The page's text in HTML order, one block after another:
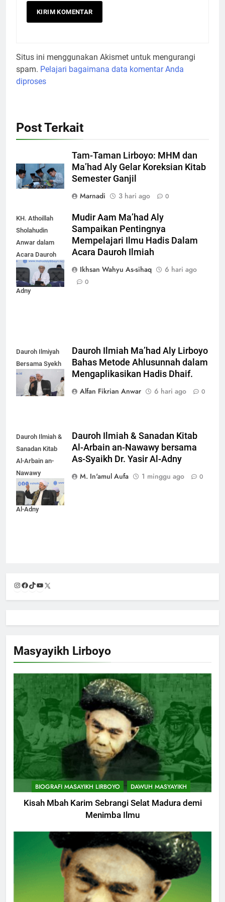
Situs ini menggunakan Akismet untuk mengurangi
spam. Pelajari bagaimana data komentar Anda
diproses
Post Terkait
Tam-Taman Lirboyo: MHM dan
Ma’had Aly Gelar Koreksian Kitab
Semester Ganjil
Marnadi
3 hari ago 0
KH. Athoillah
Sholahudin
Anwar dalam
Acara Dauroh
Ilmiah bersama
Syekh Yasir Al-
Adny
Mudir Aam Ma’had Aly
Sampaikan Pentingnya
Mempelajari Ilmu Hadis Dalam
Acara Dauroh Ilmiah
Ikhsan Wahyu As-sihaq
6 hari ago
0
Dauroh Ilmiyah
Bersama Syekh
Yasir Al-Adny
Dauroh Ilmiah Ma’had Aly Lirboyo
Bahas Metode Ahlusunnah dalam
Mengaplikasikan Hadis Dhaif.
Alfan Fikrian Anwar
6 hari ago 0
Dauroh Ilmiah &
Sanadan Kitab
Al-Arbain an-
Nawawy
bersama As-
Syaikh Dr. Yasir
Al-Adny
Dauroh Ilmiah & Sanadan Kitab
Al-Arbain an-Nawawy bersama
As-Syaikh Dr. Yasir Al-Adny
M. In'amul Aufa
1 minggu ago 0
Instagram
Facebook
TikTok
YouTube
Masyayikh Lirboyo
BIOGRAFI MASAYIKH LIRBOYO DAWUH MASYAYIKH
Kisah Mbah Karim Sebrangi Selat Madura demi
Menimba Ilmu